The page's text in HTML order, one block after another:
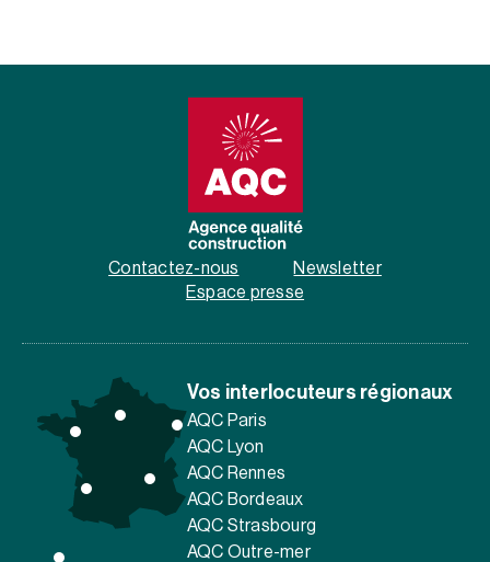
Contactez-nous
Newsletter
Espace presse
Vos interlocuteurs régionaux
AQC Paris
AQC Lyon
AQC Rennes
AQC Bordeaux
AQC Strasbourg
AQC Outre-mer